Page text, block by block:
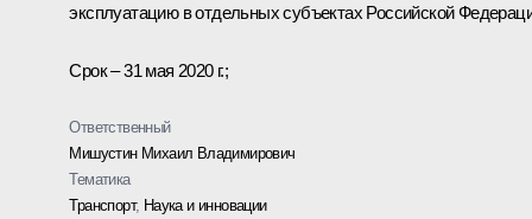
эксплуатацию в отдельных субъектах Российской
Срок – 31 мая 2020 г.;
Ответственный
Мишустин Михаил Владимирович
Тематика
Транспорт, Наука и инновации